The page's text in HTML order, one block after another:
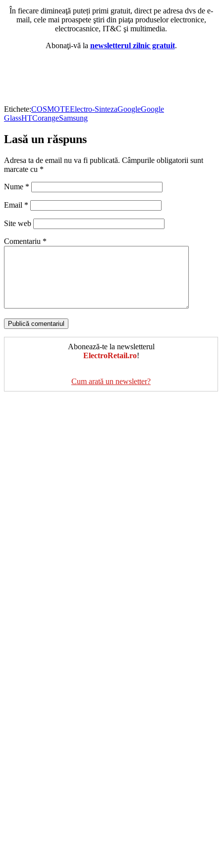
În fiecare dimineaţă puteți primi gratuit, direct pe adresa dvs de e-
mail, cele mai proaspete ştiri din piaţa produselor electronice,
electrocasnice, IT&C şi multimedia.
Abonaţi-vă la newsletterul zilnic gratuit.
Etichete:COSMOTEElectro-SintezaGoogleGoogle
GlassHTCorangeSamsung
Lasă un răspuns
Adresa ta de email nu va fi publicată. Câmpurile obligatorii sunt
marcate cu *
Nume *
Email *
Site web
Comentariu *
Abonează-te la newsletterul
ElectroRetail.ro!
Cum arată un newsletter?